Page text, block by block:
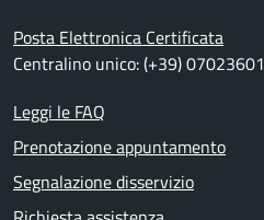
Posta Elettronica Certificata
Centralino unico: (+39) 07023601
Leggi le FAQ
Prenotazione appuntamento
Segnalazione disservizio